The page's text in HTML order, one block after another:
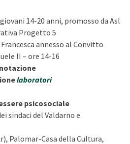
14-20 anni, promosso da Asl
Progetto 5
annesso al Convitto
II – ore 14-16
laboratori
psicosociale
sindaci del Valdarno e
Palomar-Casa della Cultura,